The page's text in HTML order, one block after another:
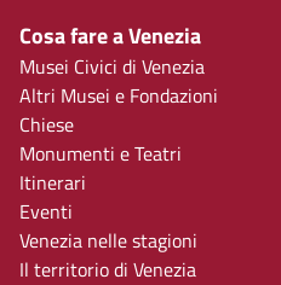
Cosa fare a Venezia
Musei Civici di Venezia
Altri Musei e Fondazioni
Chiese
Monumenti e Teatri
Itinerari
Eventi
Venezia nelle stagioni
Il territorio di Venezia